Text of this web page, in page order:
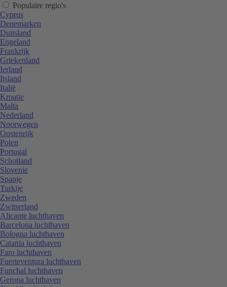
Populaire regio's
Cyprus
Denemarken
Duitsland
Engeland
Frankrijk
Griekenland
Ierland
Ijsland
Italië
Kroatie
Malta
Nederland
Noorwegen
Oostenrijk
Polen
Portugal
Schotland
Slovenie
Spanje
Turkije
Zweden
Zwitserland
Alicante luchthaven
Barcelona luchthaven
Bologna luchthaven
Catania luchthaven
Faro luchthaven
Fuerteventura luchthaven
Funchal luchthaven
Gerona luchthaven